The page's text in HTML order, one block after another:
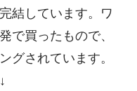
結しています。ワ
で買ったもので、
グされています。